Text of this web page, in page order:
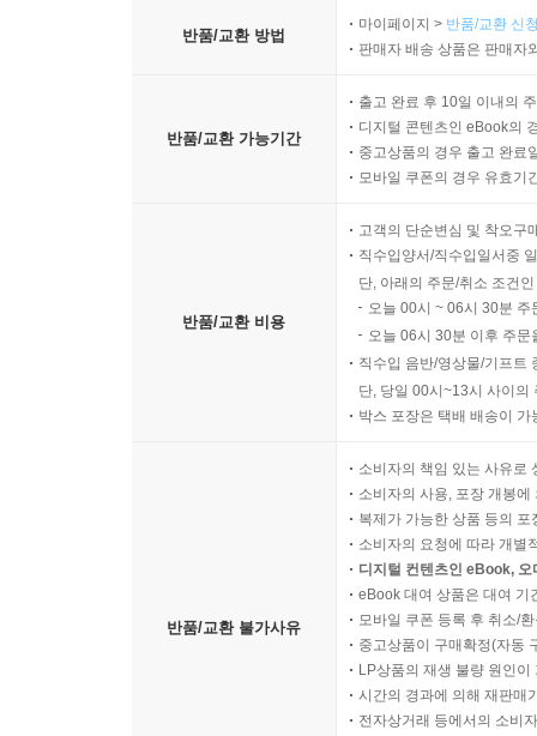
반품/교환 방법
마이페이지 > 반품/교환 신
판매자 배송 상품은 판매자
반품/교환 가능기간
출고 완료 후 10일 이내의
디지털 콘텐츠인 eBook의
중고상품의 경우 출고 완료
모바일 쿠폰의 경우 유효기
반품/교환 비용
고객의 단순변심 및 착오구
직수입양서/직수입일서중
단, 아래의 주문/취소 조건
오늘 00시 ~ 06시 30분
오늘 06시 30분 이후 주
직수입 음반/영상물/기프트
단, 당일 00시~13시 사이의
박스 포장은 택배 배송이
반품/교환 불가사유
소비자의 책임 있는 사유로
소비자의 사용, 포장 개봉
복제가 가능한 상품 등의
소비자의 요청에 따라 개별
디지털 컨텐츠인 eBook,
eBook 대여 상품은 대여 기
모바일 쿠폰 등록 후 취소/
중고상품이 구매확정(자동
LP상품의 재생 불량 원인
시간의 경과에 의해 재판매
전자상거래 등에서의 소비